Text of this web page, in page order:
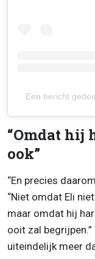
Een bericht
“Omdat hij
ook”
“En precies
“Niet omdat Eli
maar omdat hij
ooit zal
uiteindelijk meer